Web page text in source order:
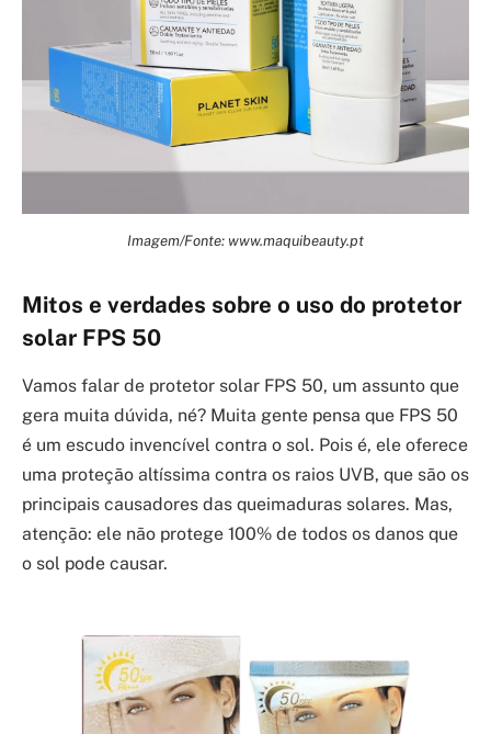
Imagem/Fonte: www.maquibeauty.pt
Mitos e verdades sobre o uso do protetor
solar FPS 50
Vamos falar de protetor solar FPS 50, um assunto que
gera muita dúvida, né? Muita gente pensa que FPS 50
é um escudo invencível contra o sol. Pois é, ele oferece
uma proteção altíssima contra os raios UVB, que são os
principais causadores das queimaduras solares. Mas,
atenção: ele não protege 100% de todos os danos que
o sol pode causar.